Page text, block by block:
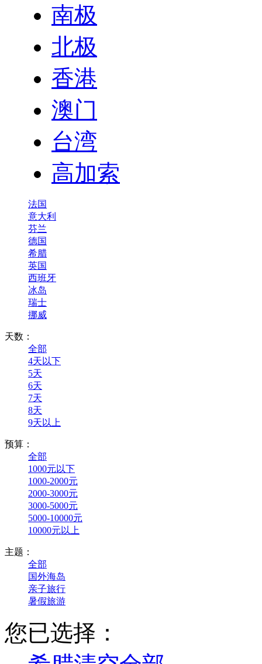
南极
北极
香港
澳门
台湾
高加索
法国
意大利
芬兰
德国
希腊
英国
西班牙
冰岛
瑞士
挪威
天数：
全部
4天以下
5天
6天
7天
8天
9天以上
预算：
全部
1000元以下
1000-2000元
2000-3000元
3000-5000元
5000-10000元
10000元以上
主题：
全部
国外海岛
亲子旅行
暑假旅游
您已选择：